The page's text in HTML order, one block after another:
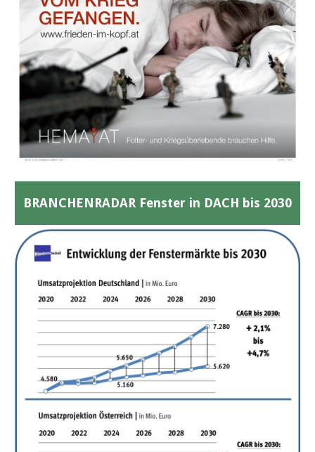
BRANCHENRADAR Fenster in DACH bis 2030